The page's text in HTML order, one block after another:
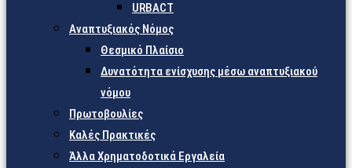
URBACT
Αναπτυξιακός Νόμος
Θεσμικό Πλαίσιο
Δυνατότητα ενίσχυσης μέσω αναπτυξιακού
νόμου
Πρωτοβουλίες
Καλές Πρακτικές
Άλλα Χρηματοδοτικά Εργαλεία